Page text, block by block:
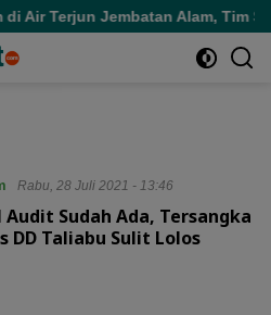
Terjun Jembatan Alam, Tim SAR
Rabu, 28 Juli 2021 - 13:46
Audit Sudah Ada, Tersangka
DD Taliabu Sulit Lolos